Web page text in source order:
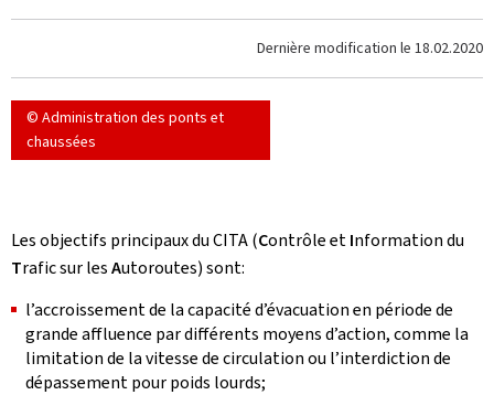
Dernière modification le 18.02.2020
© Administration des ponts et
chaussées
Les objectifs principaux du CITA (Contrôle etInformation du
Trafic sur lesAutoroutes) sont:
l’accroissement de la capacité d’évacuation en période de
grande affluence par différents moyens d’action, comme la
limitation de la vitesse de circulation ou l’interdiction de
dépassement pour poids lourds;